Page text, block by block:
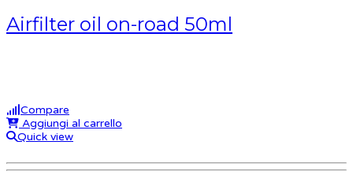
Airfilter oil on-road 50ml
Compare
Aggiungi al carrello
Quick view